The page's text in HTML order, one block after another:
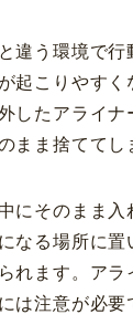
違う環境で行
起こりやす
したアライナ
まま捨ててし
にそのまま
なる場所に置
れます。アラ
は注意が必要